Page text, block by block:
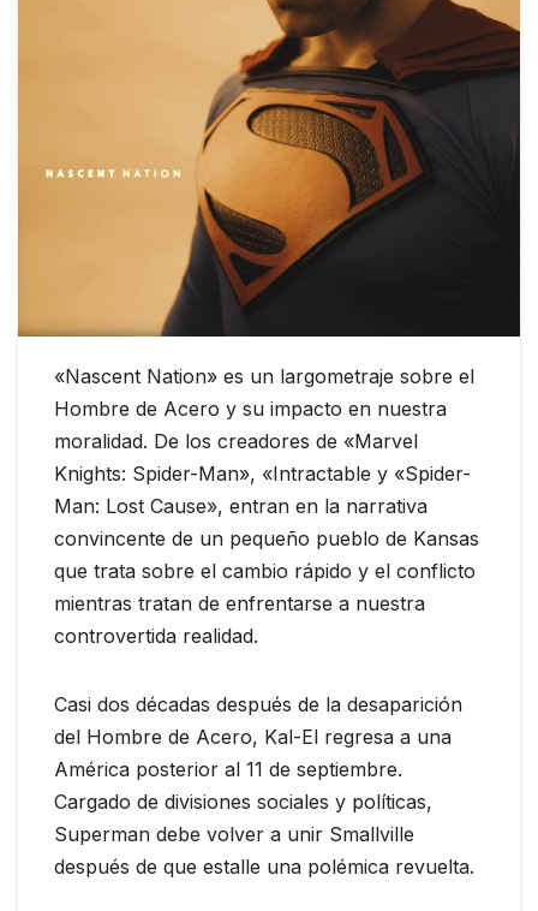
«Nascent Nation» es un largometraje sobre el
Hombre de Acero y su impacto en nuestra
moralidad. De los creadores de «Marvel
Knights: Spider-Man», «Intractable y «Spider-
Man: Lost Cause», entran en la narrativa
convincente de un pequeño pueblo de Kansas
que trata sobre el cambio rápido y el conflicto
mientras tratan de enfrentarse a nuestra
controvertida realidad.
Casi dos décadas después de la desaparición
del Hombre de Acero, Kal-El regresa a una
América posterior al 11 de septiembre.
Cargado de divisiones sociales y políticas,
Superman debe volver a unir Smallville
después de que estalle una polémica revuelta.